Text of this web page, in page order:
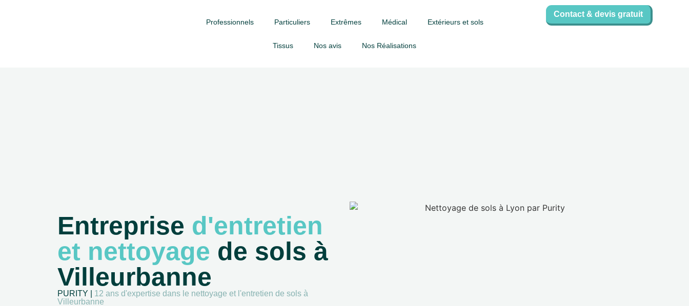
Professionnels Particuliers Extrêmes Médical Extérieurs et sols
Tissus Nos avis Nos Réalisations
Contact & devis gratuit
Entreprise d'entretien
et nettoyage de sols à
Villeurbanne
PURITY | 12 ans d'expertise dans le nettoyage et l'entretien de sols à
Villeurbanne